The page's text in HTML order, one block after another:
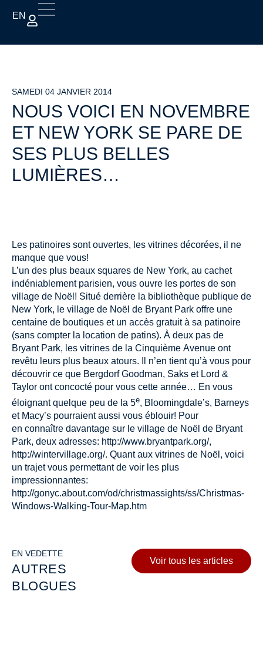
EN
SAMEDI 04 JANVIER 2014
NOUS VOICI EN NOVEMBRE
ET NEW YORK SE PARE DE
SES PLUS BELLES
LUMIÈRES…
Les patinoires sont ouvertes, les vitrines décorées, il ne
manque que vous!
L’un des plus beaux squares de New York, au cachet
indéniablement parisien, vous ouvre les portes de son
village de Noël! Situé derrière la bibliothèque publique de
New York, le village de Noël de Bryant Park offre une
centaine de boutiques et un accès gratuit à sa patinoire
(sans compter la location de patins). À deux pas de
Bryant Park, les vitrines de la Cinquième Avenue ont
revêtu leurs plus beaux atours. Il n’en tient qu’à vous pour
découvrir ce que Bergdorf Goodman, Saks et Lord &
Taylor ont concocté pour vous cette année… En vous
éloignant quelque peu de la 5e, Bloomingdale’s, Barneys
et Macy’s pourraient aussi vous éblouir! Pour
en connaître davantage sur le village de Noël de Bryant
Park, deux adresses: http://www.bryantpark.org/,
http://wintervillage.org/. Quant aux vitrines de Noël, voici
un trajet vous permettant de voir les plus
impressionnantes:
http://gonyc.about.com/od/christmassights/ss/Christmas-
Windows-Walking-Tour-Map.htm
EN VEDETTE
AUTRES
BLOGUES
Voir tous les articles